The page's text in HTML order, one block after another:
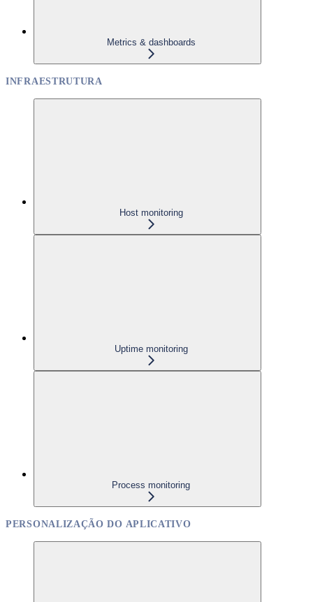
Metrics & dashboards
INFRAESTRUTURA
Host monitoring
Uptime monitoring
Process monitoring
PERSONALIZAÇÃO DO APLICATIVO